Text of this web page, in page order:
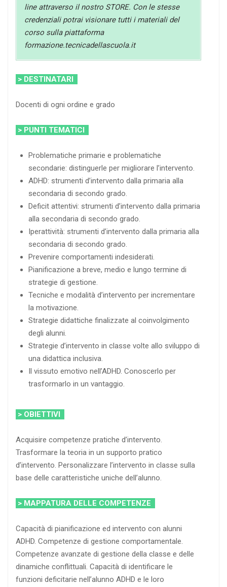
line attraverso il nostro STORE. Con le stesse
credenziali potrai visionare tutti i materiali del
corso sulla piattaforma
formazione.tecnicadellascuola.it
> DESTINATARI
Docenti di ogni ordine e grado
> PUNTI TEMATICI
Problematiche primarie e problematiche
secondarie: distinguerle per migliorare l’intervento.
ADHD: strumenti d’intervento dalla primaria alla
secondaria di secondo grado.
Deficit attentivi: strumenti d’intervento dalla primaria
alla secondaria di secondo grado.
Iperattività: strumenti d’intervento dalla primaria alla
secondaria di secondo grado.
Prevenire comportamenti indesiderati.
Pianificazione a breve, medio e lungo termine di
strategie di gestione.
Tecniche e modalità d’intervento per incrementare
la motivazione.
Strategie didattiche finalizzate al coinvolgimento
degli alunni.
Strategie d’intervento in classe volte allo sviluppo di
una didattica inclusiva.
Il vissuto emotivo nell’ADHD. Conoscerlo per
trasformarlo in un vantaggio.
> OBIETTIVI
Acquisire competenze pratiche d’intervento.
Trasformare la teoria in un supporto pratico
d’intervento. Personalizzare l’intervento in classe sulla
base delle caratteristiche uniche dell’alunno.
> MAPPATURA DELLE COMPETENZE
Capacità di pianificazione ed intervento con alunni
ADHD. Competenze di gestione comportamentale.
Competenze avanzate di gestione della classe e delle
dinamiche conflittuali. Capacità di identificare le
funzioni deficitarie nell’alunno ADHD e le loro